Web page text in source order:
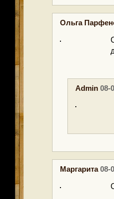
Ольга
Admin 08-
Маргарита08-